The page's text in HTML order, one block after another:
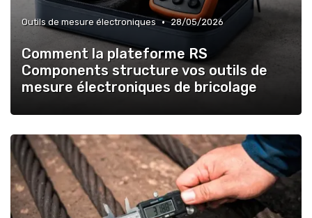
Outils de mesure électroniques • 28/05/2026
Comment la plateforme RS
Components structure vos outils de
mesure électroniques de bricolage